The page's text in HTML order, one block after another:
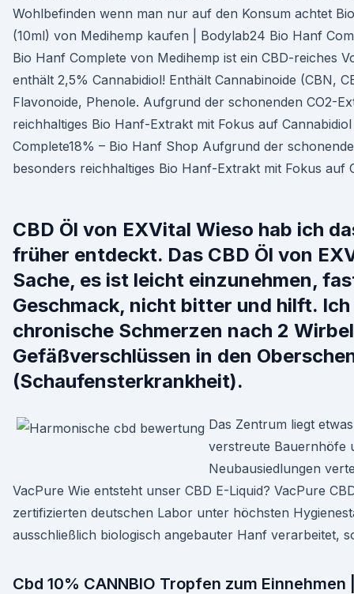
Wohlbefinden wenn man nur auf den Konsum achtet
(10ml) von Medihemp kaufen | Bodylab24 Bio Hanf
Bio Hanf Complete von Medihemp ist ein CBD-reiches
enthält 2,5% Cannabidiol! Enthält Cannabinoide (CBN,
Flavonoide, Phenole. Aufgrund der schonenden CO2-
reichhaltiges Bio Hanf-Extrakt mit Fokus auf
Complete18% – Bio Hanf Shop Aufgrund der
besonders reichhaltiges Bio Hanf-Extrakt mit Fokus auf
CBD Öl von EXVital Wieso hab ich
früher entdeckt. Das CBD Öl von
Sache, es ist leicht einzunehmen,
Geschmack, nicht bitter und hilft.
chronische Schmerzen nach 2
Gefäßverschlüssen in den
(Schaufensterkrankheit).
Das Zentrum liegt
verstreute Bauernhöfe
Neubausiedlungen
VacPure Wie entsteht unser CBD E-Liquid? VacPure
zertifizierten deutschen Labor unter höchsten
ausschließlich biologisch angebauter Hanf verarbeitet,
Cbd 10% CANNBIO Tropfen zum Einnehmen